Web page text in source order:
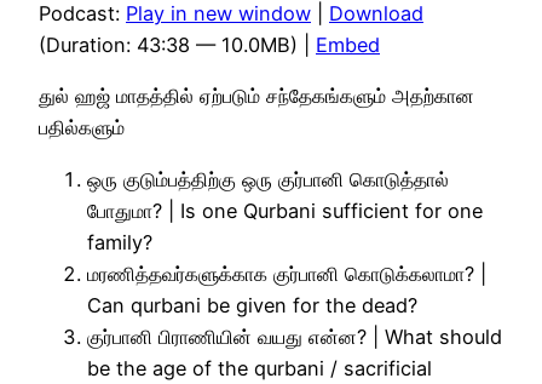
Podcast: Play in new window
Download
(Duration: 43:38 — 10.0MB) | Embed
துல் ஹஜ் மாதத்தில் ஏற்படும் சந்தேகங்களும் அதற்கான
பதில்களும்
ஒரு குடும்பத்திற்கு ஒரு குர்பானி கொடுத்தால்
போதுமா? | Is one Qurbani sufficient for one
family?
மரணித்தவர்களுக்காக குர்பானி கொடுக்கலாமா? |
Can qurbani be given for the dead?
குர்பானி பிராணியின் வயது என்ன? | What should
be the age of the qurbani / sacrificial